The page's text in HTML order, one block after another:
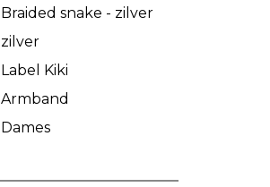
Braided snake - zilver
zilver
Label Kiki
Armband
Dames